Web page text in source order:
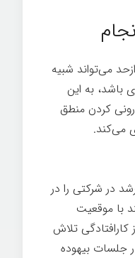
می‌تواند شبیه
به این
کردن منطق
می‌کند.
در شرکتی را در
با موقعیت
کارافتادگی تلاش
جلسات بیهوده